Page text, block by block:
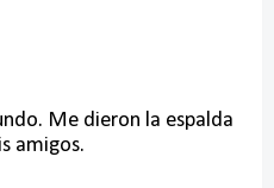
Me dieron la espalda
amigos.